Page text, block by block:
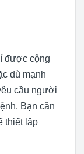
được cộng
dù mạnh
cầu người
Bạn cần
thiết lập